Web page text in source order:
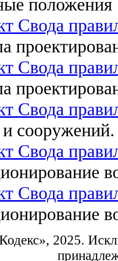
положения
Свода
Свода
Свода
и
Свода
Свода
2025.